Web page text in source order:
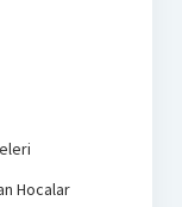
Hocalar